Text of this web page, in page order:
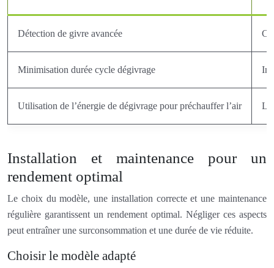
Détection de givre avancée
Minimisation durée cycle dégivrage
Utilisation de l’énergie de dégivrage pour préchauffer l’air La
Installation et maintenance pour un
rendement optimal
Le choix du modèle, une installation correcte et une maintenance
régulière garantissent un rendement optimal. Négliger ces aspects
peut entraîner une surconsommation et une durée de vie réduite.
Choisir le modèle adapté